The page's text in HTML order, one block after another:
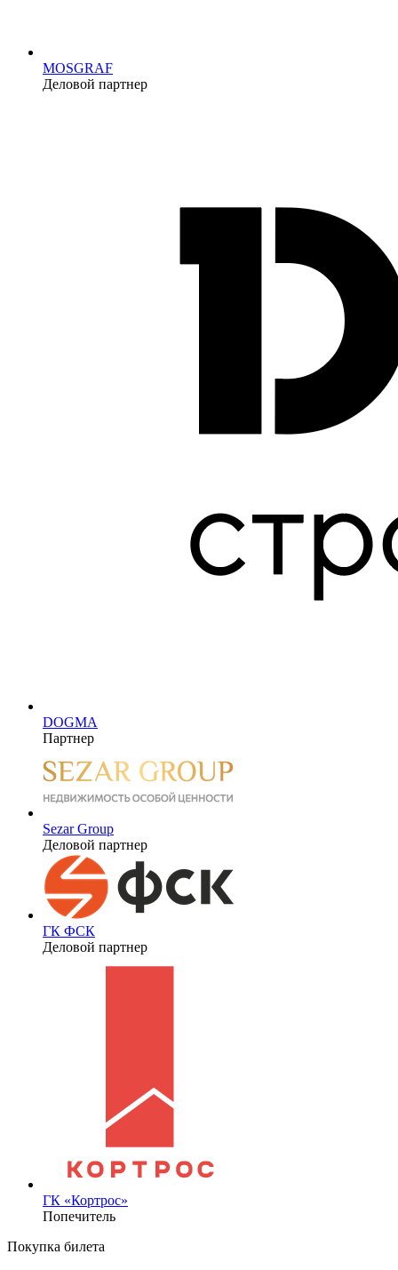
MOSGRAF
Деловой партнер
DOGMA
Партнер
Sezar Group
Деловой партнер
ГК ФСК
Деловой партнер
ГК «Кортрос»
Попечитель
Покупка билета